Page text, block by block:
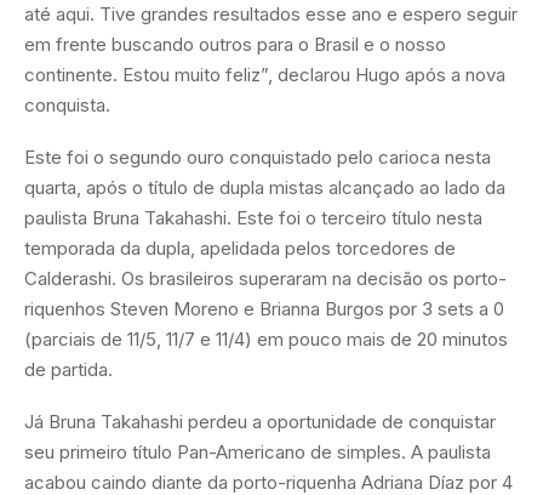
até aqui. Tive grandes resultados esse ano e espero seguir
em frente buscando outros para o Brasil e o nosso
continente. Estou muito feliz”, declarou Hugo após a nova
conquista.
Este foi o segundo ouro conquistado pelo carioca nesta
quarta, após o título de dupla mistas alcançado ao lado da
paulista Bruna Takahashi. Este foi o terceiro título nesta
temporada da dupla, apelidada pelos torcedores de
Calderashi. Os brasileiros superaram na decisão os porto-
riquenhos Steven Moreno e Brianna Burgos por 3 sets a 0
(parciais de 11/5, 11/7 e 11/4) em pouco mais de 20 minutos
de partida.
Já Bruna Takahashi perdeu a oportunidade de conquistar
seu primeiro título Pan-Americano de simples. A paulista
acabou caindo diante da porto-riquenha Adriana Díaz por 4